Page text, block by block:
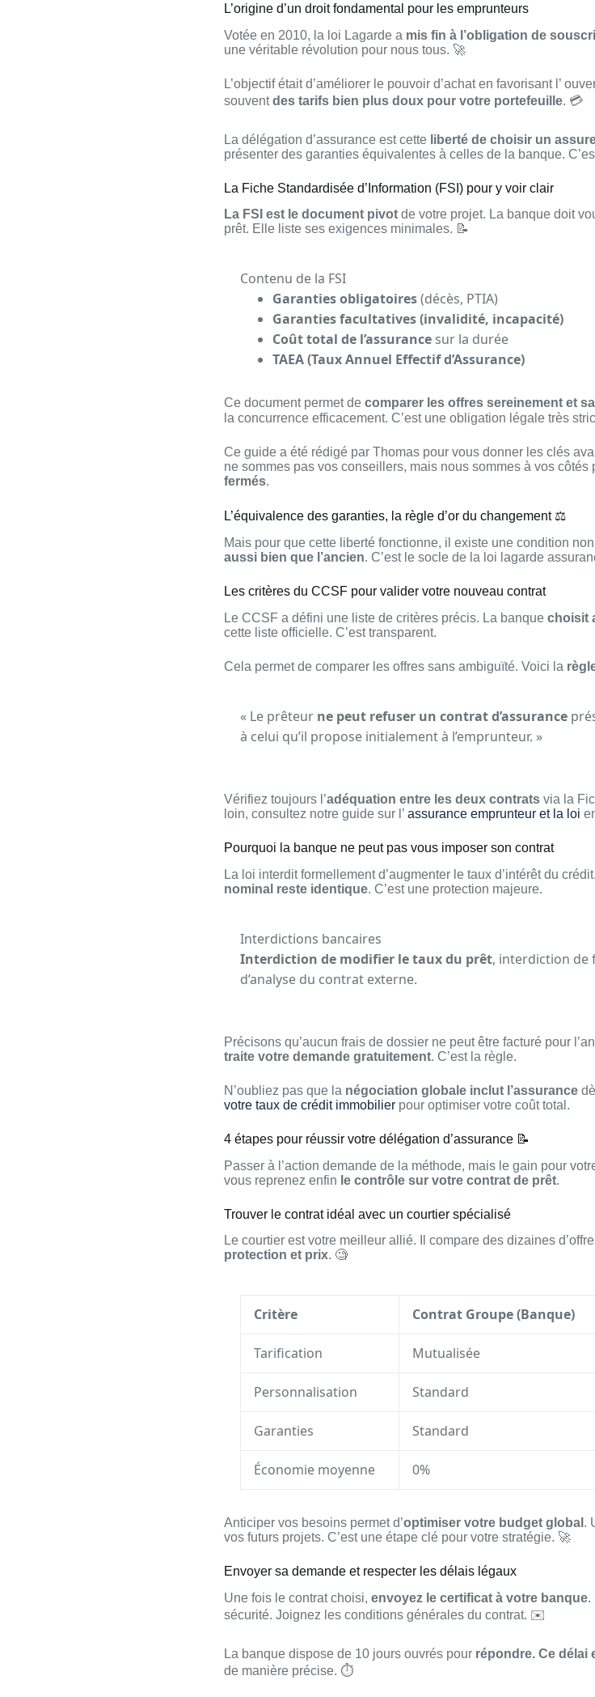
L’origine d’un droit fondamental pour les emprunteurs
Votée en 2010, la loi Lagarde a mis fin à l’obligation de
une véritable révolution pour nous tous. 🚀
L’objectif était d’améliorer le pouvoir d’achat en favorisant l’
souventdes tarifs bien plus doux pour votre portefeuille. 💳
La délégation d’assurance est cette liberté de choisir un
présenter des garanties équivalentes à celles de la banque.
La Fiche Standardisée d’Information (FSI) pour y voir clair
La FSI est le document pivot de votre projet. La banque doit
prêt. Elle liste ses exigences minimales. 📝
Contenu de la FSI
Garanties obligatoires(décès, PTIA)
Garanties facultatives (invalidité, incapacité)
Coût total de l’assurance sur la durée
TAEA (Taux Annuel Effectif d’Assurance)
Ce document permet de comparer les offres sereinement et
la concurrence efficacement. C’est une obligation légale très
Ce guide a été rédigé par Thomas pour vous donner les clés
ne sommes pas vos conseillers, mais nous sommes à vos côtés
fermés.
L’équivalence des garanties, la règle d’or du changement ⚖️
Mais pour que cette liberté fonctionne, il existe une condition
aussi bien que l’ancien. C’est le socle de la loi lagarde
Les critères du CCSF pour valider votre nouveau contrat
Le CCSF a défini une liste de critères précis. La banque choisit
cette liste officielle. C’est transparent.
Cela permet de comparer les offres sans ambiguïté. Voici la
« Le prêteur ne peut refuser un contrat d’assurance
à celui qu’il propose initialement à l’emprunteur. »
Vérifiez toujours l’adéquation entre les deux contrats via la
loin, consultez notre guide sur l’ assurance emprunteur et la loi
Pourquoi la banque ne peut pas vous imposer son contrat
La loi interdit formellement d’augmenter le taux d’intérêt du
nominal reste identique. C’est une protection majeure.
Interdictions bancaires
Interdiction de modifier le taux du prêt, interdiction de
d’analyse du contrat externe.
Précisons qu’aucun frais de dossier ne peut être facturé pour
traite votre demande gratuitement. C’est la règle.
N’oubliez pas que la négociation globale inclut l’assurance
votre taux de crédit immobilier pour optimiser votre coût total.
4 étapes pour réussir votre délégation d’assurance 📝
Passer à l’action demande de la méthode, mais le gain pour
vous reprenez enfin le contrôle sur votre contrat de prêt.
Trouver le contrat idéal avec un courtier spécialisé
Le courtier est votre meilleur allié. Il compare des dizaines
protection et prix. 🧐
Critère Contrat Groupe (Banque)
Tarification Mutualisée
Personnalisation Standard
Garanties Standard
Économie moyenne 0%
Anticiper vos besoins permet d’optimiser votre budget global .
vos futurs projets. C’est une étape clé pour votre stratégie. 🚀
Envoyer sa demande et respecter les délais légaux
Une fois le contrat choisi, envoyez le certificat à votre banque.
sécurité. Joignez les conditions générales du contrat. ✉️
La banque dispose de 10 jours ouvrés pour répondre. Ce délai
de manière précise. ⏱️